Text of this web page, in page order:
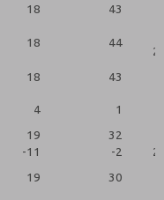
18 43
18 44
2
18 43
4 1
19
-11
32
-2
2
19 30